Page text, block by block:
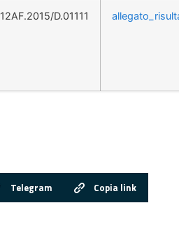
12AF.2015/D.01111
Telegram Copia link